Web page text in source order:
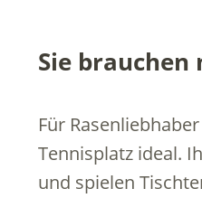
Sie brauchen
Für
Tennisplatz ideal.
und spielen